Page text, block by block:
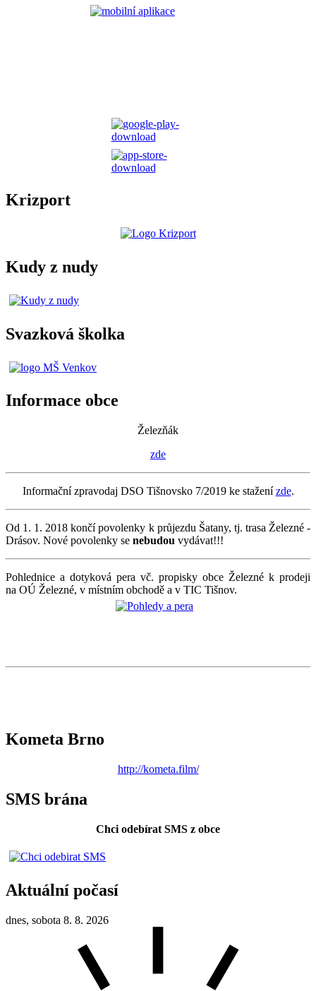
Krizport
Kudy z nudy
Svazková školka
Informace obce
Železňák
zde
Informační zpravodaj DSO Tišnovsko 7/2019 ke staženízde.
Od 1. 1. 2018 končí povolenky k průjezdu Šatany, tj. trasa Železné -
Drásov. Nové povolenky se nebudou vydávat!!!
Pohlednice a dotyková pera vč. propisky obce Železné k prodeji
na OÚ Železné, v místním obchodě a v TIC Tišnov.
Kometa Brno
http://kometa.film/
SMS brána
Chci odebírat SMS z obce
Aktuální počasí
dnes, sobota 8. 8. 2026